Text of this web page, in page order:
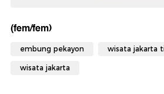
(fem/fem)
embung pekayon wisata jakarta
wisata jakarta